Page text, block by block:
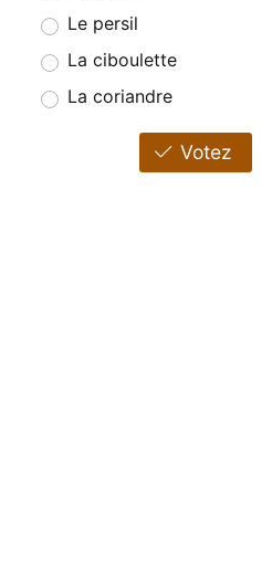
Le persil
La ciboulette
La coriandre
Votez